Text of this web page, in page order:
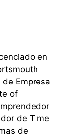
en
Empresa
of
de Time
de